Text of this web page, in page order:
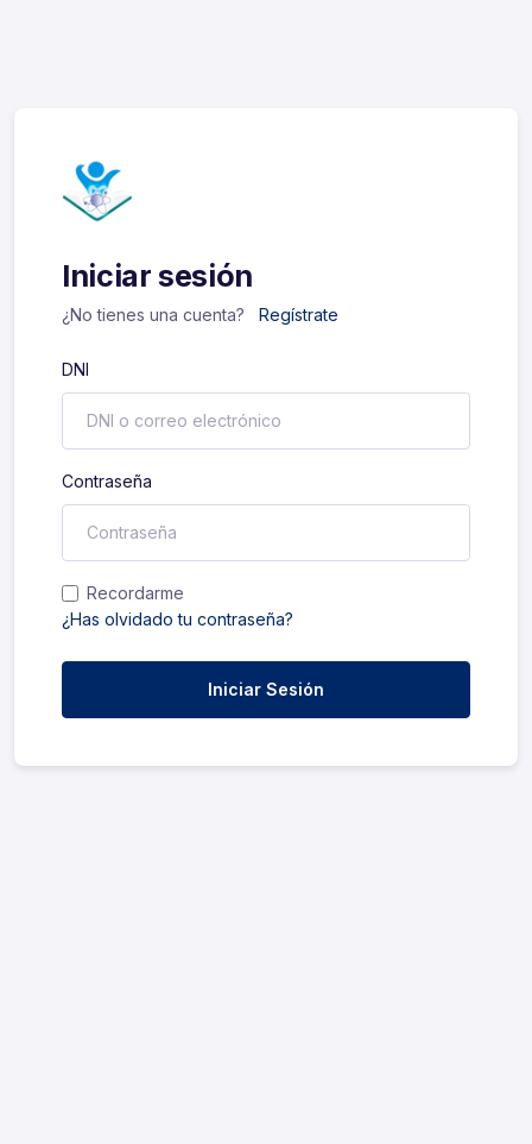
Iniciar sesión
¿No tienes una cuenta? Regístrate
DNI
Contraseña
Recordarme
¿Has olvidado tu contraseña?
Iniciar Sesión